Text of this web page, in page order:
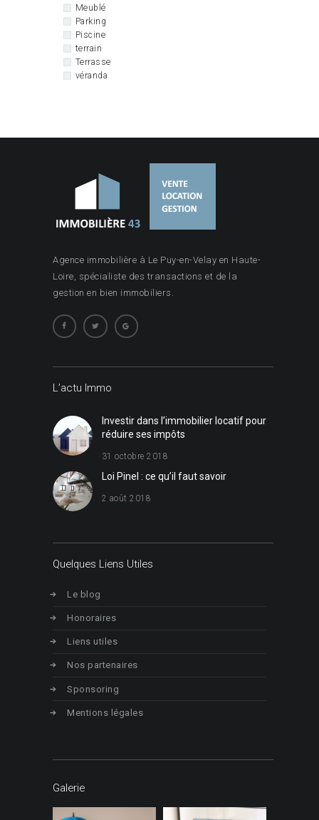
Meublé
Parking
Piscine
terrain
Terrasse
véranda
Agence immobilière à Le Puy-en-Velay en Haute-
Loire, spécialiste des transactions et de la
gestion en bien immobiliers.
L’actu Immo
Investir dans l’immobilier locatif pour
réduire ses impôts
31 octobre 2018
Loi Pinel : ce qu’il faut savoir
2 août 2018
Quelques Liens Utiles
Le blog
Honoraires
Liens utiles
Nos partenaires
Sponsoring
Mentions légales
Galerie